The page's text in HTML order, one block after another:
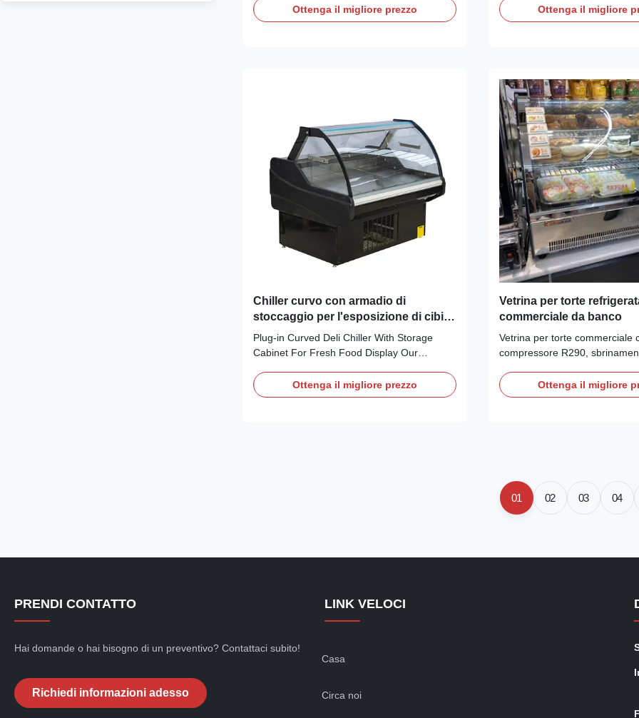
counter is a plug‑and‑play integrated unit
equipped with Secop compressor and
Ottenga il migliore prezzo
illuminazione a LED,
vassoio di autoevaporazione.
Ottenga il migliore
Chiller curvo con armadio di
stoccaggio per l'esposizione di cibi
freschi
Plug-in Curved Deli Chiller With Storage
Cabinet For Fresh Food Display Our
refrigerated deli display cabinet is a plug-
and-play integrated unit equipped with built-
Ottenga il migliore prezzo
Vetrina per torte
commerciale da banco
Vetrina per torte commerciale
compressore R290,
includono raffreddamento
termostato digitale Dixell, vetro
Ottenga il migliore
01 02 03 04
PRENDI CONTATTO
Hai domande o hai bisogno di un preventivo? Contattaci subito!
Richiedi informazioni adesso
LINK VELOCI
Casa
Circa noi